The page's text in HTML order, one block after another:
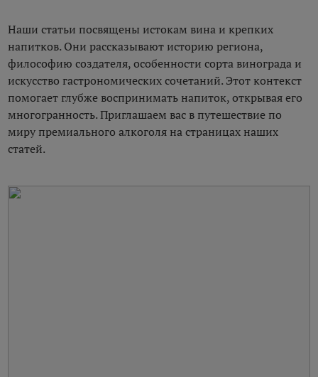
Наши статьи посвящены истокам вина и крепких
напитков. Они рассказывают историю региона,
философию создателя, особенности сорта винограда и
искусство гастрономических сочетаний. Этот контекст
помогает глубже воспринимать напиток, открывая его
многогранность. Приглашаем вас в путешествие по
миру премиального алкоголя на страницах наших
статей.